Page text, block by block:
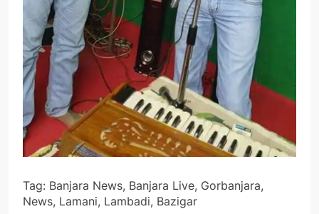
Tag: Banjara News, Banjara Live, Gorbanjara,
News, Lamani, Lambadi, Bazigar